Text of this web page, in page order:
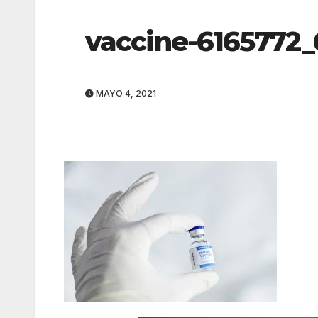
vaccine-
MAYO 4, 2021